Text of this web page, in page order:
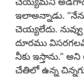
ఇలాఅన్నాడు.
చెయ్యలేదు.
దూరము
నీకు ఇస్తాను.”
చేతిలో ఉన్న